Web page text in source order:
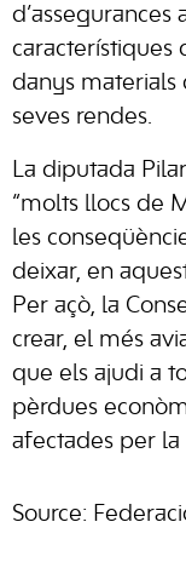
d’assegurances
característiques
danys materials
seves rendes.
La diputada
“molts llocs de
les
deixar, en
Per açò, la
crear, el més
que els ajudi a
pèrdues
afectades per la
Source: